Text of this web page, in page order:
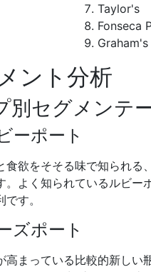
Taylor's
Fonseca
ント分析
別セグメンテ
ーポート
食欲をそそる味で知られる
。よく知られているルビー
す。
ズポート
高まっている比較的新しい